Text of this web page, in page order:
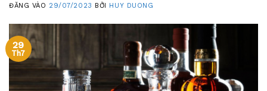
ĐĂNG VÀO 29/07/2023 BỞI HUY DUONG
29
Th7